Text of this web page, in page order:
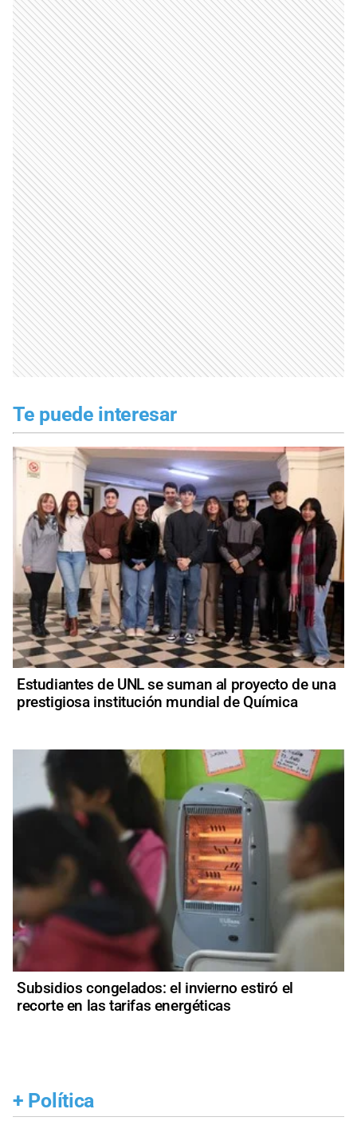
Te puede interesar
Estudiantes de UNL se suman al proyecto de una
prestigiosa institución mundial de Química
Subsidios congelados: el invierno estiró el
recorte en las tarifas energéticas
+ Política